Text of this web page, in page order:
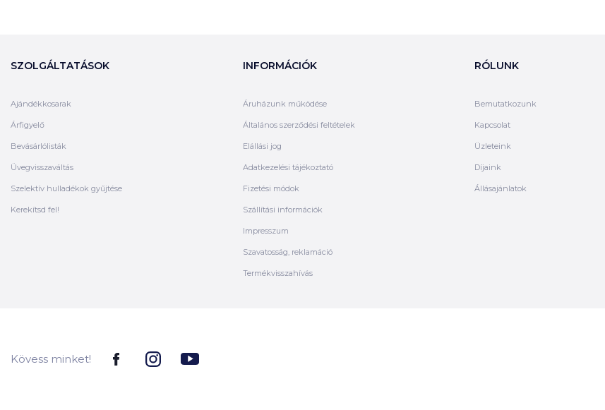
SZOLGÁLTATÁSOK
Ajándékkosarak
Árfigyelő
Bevásárlólisták
Üvegvisszaváltás
Szelektív hulladékok gyűjtése
Kerekítsd fel!
INFORMÁCIÓK
Áruházunk működése
Általános szerződési feltételek
Elállási jog
Adatkezelési tájékoztató
Fizetési módok
Szállítási információk
Impresszum
Szavatosság, reklamáció
Termékvisszahívás
RÓLUNK
Bemutatkozunk
Kapcsolat
Üzleteink
Díjaink
Állásajánlatok
Kövess minket!